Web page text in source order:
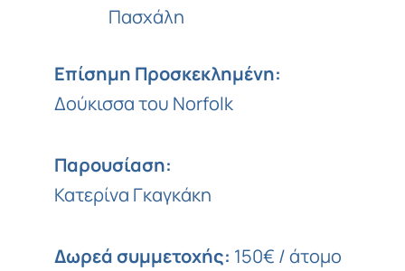
Πασχάλη
Επίσημη Προσκεκλημένη:
Δούκισσα του Norfolk
Παρουσίαση:
Κατερίνα Γκαγκάκη
Δωρεά συμμετοχής: 150€ / άτομο